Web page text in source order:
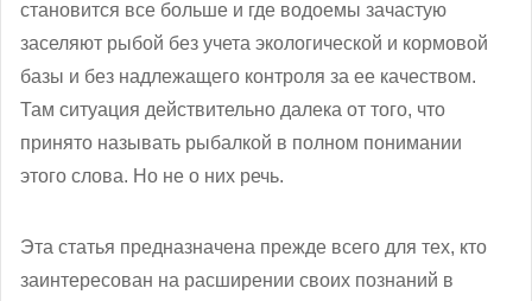
становится все больше и где водоемы зачастую
заселяют рыбой без учета экологической и кормовой
базы и без надлежащего контроля за ее качеством.
Там ситуация действительно далека от того, что
принято называть рыбалкой в полном понимании
этого слова. Но не о них речь.
Эта статья предназначена прежде всего для тех, кто
заинтересован на расширении своих познаний в